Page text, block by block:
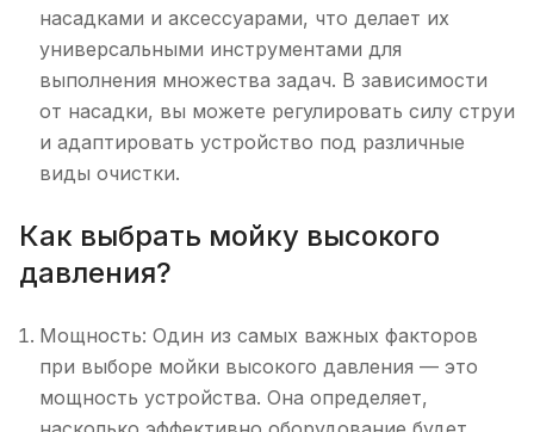
насадками и аксессуарами, что делает их
универсальными инструментами для
выполнения множества задач. В зависимости
от насадки, вы можете регулировать силу струи
и адаптировать устройство под различные
виды очистки.
Как выбрать мойку высокого
давления?
Мощность: Один из самых важных факторов
при выборе мойки высокого давления — это
мощность устройства. Она определяет,